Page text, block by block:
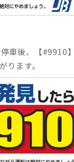
車後、【#9910
ます。